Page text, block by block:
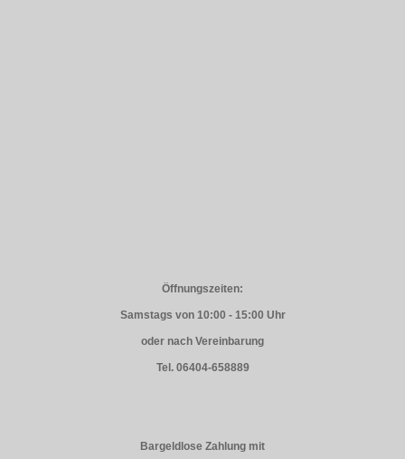
Öffnungszeiten:
Samstags von 10:00 - 15:00 Uhr
oder nach Vereinbarung
Tel. 06404-658889
Bargeldlose Zahlung mit